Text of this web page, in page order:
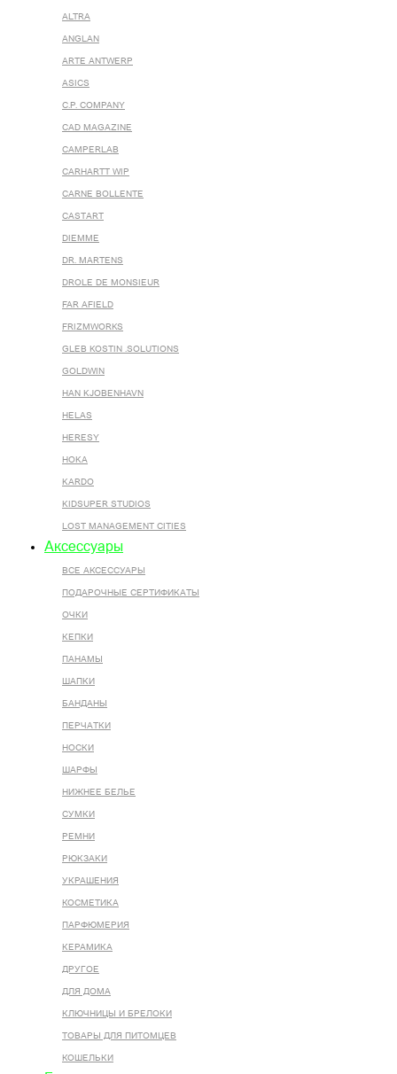
ALTRA
ANGLAN
ARTE ANTWERP
ASICS
C.P. COMPANY
CAD MAGAZINE
CAMPERLAB
CARHARTT WIP
CARNE BOLLENTE
CASTART
DIEMME
DR. MARTENS
DROLE DE MONSIEUR
FAR AFIELD
FRIZMWORKS
GLEB KOSTIN .SOLUTIONS
GOLDWIN
HAN KJOBENHAVN
HELAS
HERESY
HOKA
KARDO
KIDSUPER STUDIOS
LOST MANAGEMENT CITIES
Аксессуары
ВСЕ AКСЕССУАРЫ
ПОДАРОЧНЫЕ СЕРТИФИКАТЫ
ОЧКИ
КЕПКИ
ПАНАМЫ
ШАПКИ
БАНДАНЫ
ПЕРЧАТКИ
НОСКИ
ШАРФЫ
НИЖНЕЕ БЕЛЬЕ
СУМКИ
РЕМНИ
РЮКЗАКИ
УКРАШЕНИЯ
КОСМЕТИКА
ПАРФЮМЕРИЯ
КЕРАМИКА
ДРУГОЕ
ДЛЯ ДОМА
КЛЮЧНИЦЫ И БРЕЛОКИ
ТОВАРЫ ДЛЯ ПИТОМЦЕВ
КОШЕЛЬКИ